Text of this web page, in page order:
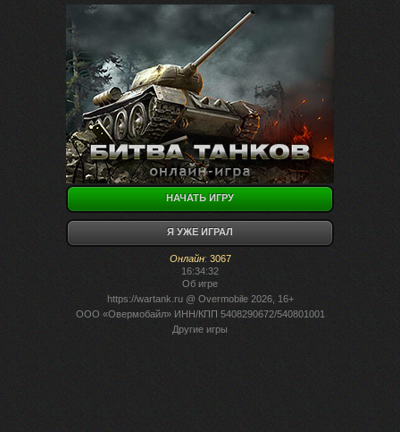
НАЧАТЬ ИГРУ
Я УЖЕ ИГРАЛ
Онлайн: 3067
16:34:32
Об игре
https://wartank.ru@ Overmobile 2026, 16+
ООО «Овермобайл» ИНН/КПП 5408290672/540801001
Другие игры